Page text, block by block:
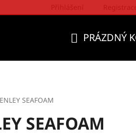
PRÁZDNÝ
SEAFOAM
SEAFOAM